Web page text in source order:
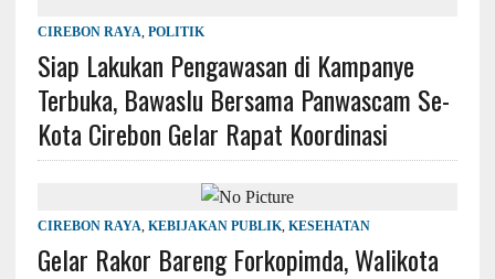
CIREBON RAYA POLITIK
Siap Lakukan Pengawasan di Kampanye
Terbuka, Bawaslu Bersama Panwascam Se-
Kota Cirebon Gelar Rapat Koordinasi
CIREBON RAYA KEBIJAKAN PUBLIK, KESEHATAN
Gelar Rakor Bareng Forkopimda, Walikota